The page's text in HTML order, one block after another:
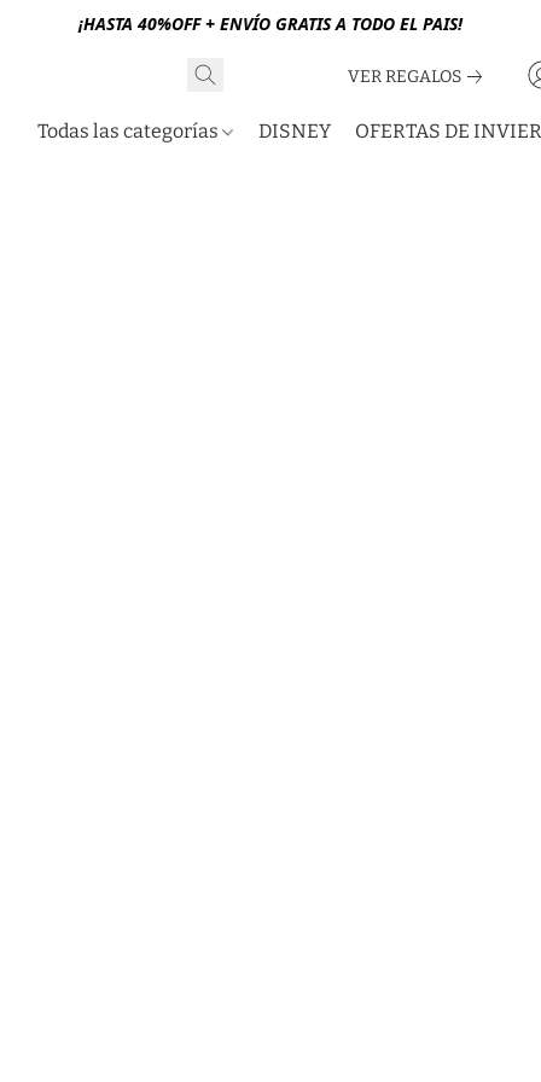
¡HASTA 40%OFF + ENVÍO GRATIS A TODO EL PAIS!
VER REGALOS
Todas las categorías DISNEY OFERTAS DE